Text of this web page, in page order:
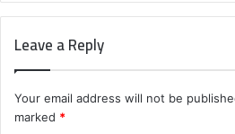
Leave a Reply
Your email address will not be
marked *